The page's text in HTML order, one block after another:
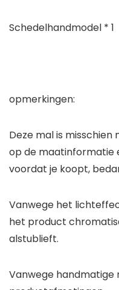
Schedelhandmodel * 1
opmerkingen:
Deze mal is misschien
op de maatinformatie
voordat je koopt,
Vanwege het
het product
alstublieft.
Vanwege handmatige